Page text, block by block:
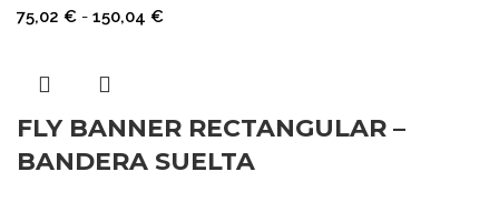
75,02 € - 150,04 €
FLY BANNER RECTANGULAR –
BANDERA SUELTA